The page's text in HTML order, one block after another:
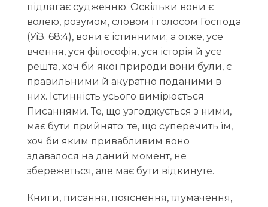
підлягає судженню. Оскільки вони є
волею, розумом, словом і голосом Господа
(УіЗ. 68:4), вони є істинними; а отже, усе
вчення, уся філософія, уся історія й усе
решта, хоч би якої природи вони були, є
правильними й акуратно поданими в
них. Істинність усього вимірюється
Писаннями. Те, що узгоджується з ними,
має бути прийнято; те, що суперечить їм,
хоч би яким привабливим воно
здавалося на даний момент, не
збережеться, але має бути відкинуте.
Книги, писання, пояснення, тлумачення,